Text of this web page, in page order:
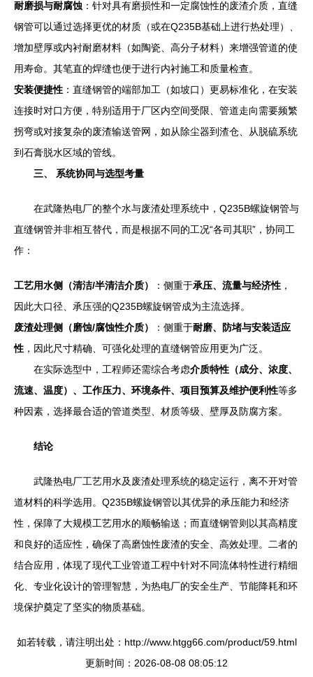
耐磨损与耐腐蚀 ：针对具有磨损性和一定腐蚀性的废渣介质，直缝
钢管可以通过选择更优的材质（或在Q235B基础上进行热处理）、
增加壁厚或内衬耐磨材料（如陶瓷、高分子材料）来增强管道的使
用寿命。其笔直的焊缝也便于进行内衬施工和质量检查。
安装便捷性 ：直缝钢管的端部加工（如坡口）更易标准化，在安装
连接时对口方便，特别适用于厂区内空间受限、管道走向需要频繁
拐弯或对接复杂的废渣输送管网，如从除尘器到渣仓、从脱硫系统
到石膏脱水区域的管线。
三、 系统协同与选型考量
在武隆热电厂的整个水与废渣处理系统中，Q235B螺旋钢管与
直缝钢管并非相互替代，而是根据不同的工况“各司其职”，协同工
作：
工艺用水侧（清洁/半清洁介质） ：侧重于承压、流量与经济性 ，
因此大口径、承压强的Q235B螺旋钢管成为主流选择。
废渣处理侧（磨蚀/腐蚀性介质）
：侧重于耐磨、防堵与安装适应
性 ，因此尺寸精确、可强化处理的直缝钢管应用更为广泛。
在实际选型中，工程师还需综合考虑介质特性（成分、浓度、
流速、温度）、工作压力、环境条件、项目预算及维护便利性等多
种因素，选择最合适的管道类型、材质等级、壁厚及防腐方案。
结论
武隆热电厂工艺用水及废渣处理系统的稳定运行，离不开对管
道材料的科学选用。Q235B螺旋钢管以其优异的承压能力和经济
性，保障了大规模工艺用水的顺畅输送；而直缝钢管则以其高精度
和良好的适应性，确保了高磨蚀性废渣的安全、高效处理。二者的
结合应用，体现了现代工业管道工程中针对不同流体特性进行精细
化、专业化设计的管理智慧，为热电厂的安全生产、节能降耗和环
境保护奠定了坚实的物质基础。
如若转载，请注明出处：http://www.htgg66.com/product/59.html
更新时间：2026-08-08 08:05:12